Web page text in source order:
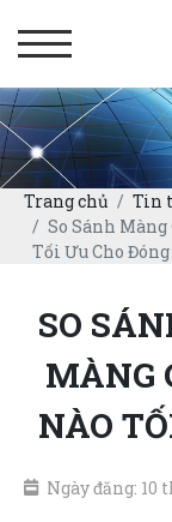
Trang chủ
Tin
So Sánh Màng
Tối Ưu Cho Đóng
SO
MÀNG
NÀO
Ngày đăng: 10